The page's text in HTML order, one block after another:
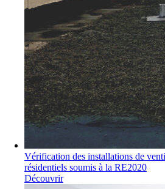
Vérification des installations de
résidentiels soumis à la RE2020
Découvrir